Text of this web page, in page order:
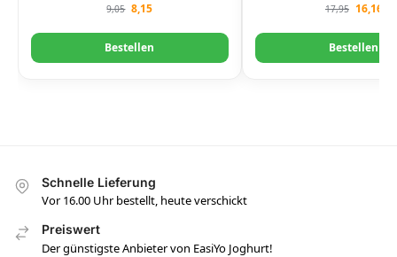
9,05 8,15
Bestellen
17,95 16,16
Bestellen
Schnelle Lieferung
Vor 16.00 Uhr bestellt, heute verschickt
Preiswert
Der günstigste Anbieter von EasiYo Joghurt!